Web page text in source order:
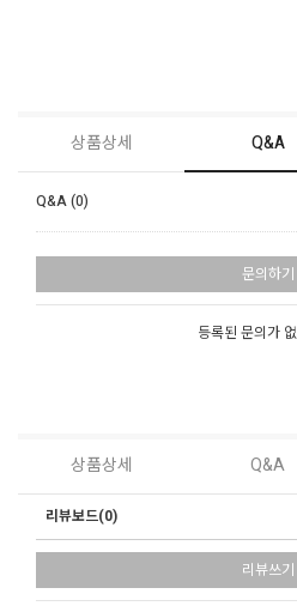
상품상세 Q&A
Q&A (0)
문의하기
등록된 문의가
상품상세 Q&A
리뷰보드(0)
리뷰쓰기